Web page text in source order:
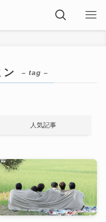
ン – tag –
人気記事